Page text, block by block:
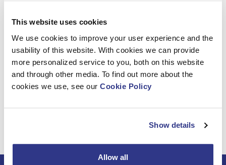
This website uses cookies
We use cookies to improve your user experience and the
usability of this website. With cookies we can provide
more personalized service to you, both on this website
and through other media. To find out more about the
cookies we use, see our Cookie Policy
Show details
Allow all